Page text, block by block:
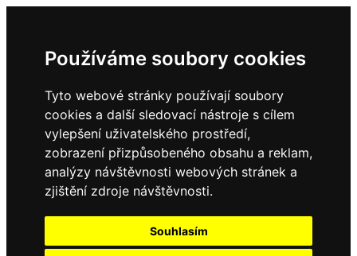
Používáme soubory cookies
Tyto webové stránky používají soubory
cookies a další sledovací nástroje s cílem
vylepšení uživatelského prostředí,
zobrazení přizpůsobeného obsahu a reklam,
analýzy návštěvnosti webových stránek a
zjištění zdroje návštěvnosti.
Souhlasím